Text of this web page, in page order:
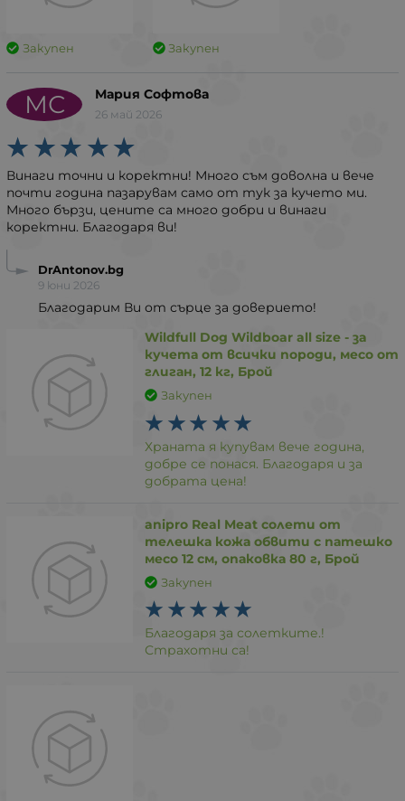
Закупен Закупен
МС Мария Софтова
26 май 2026
Винаги точни и коректни! Много съм доволна и вече
почти година пазарувам само от тук за кучето ми.
Много бързи, цените са много добри и винаги
коректни. Благодаря ви!
DrAntonov.bg
9 юни 2026
Благодарим Ви от сърце за доверието!
Wildfull Dog Wildboar all size - за
кучета от всички породи, месо от
глиган, 12 кг, Брой
Закупен
Храната я купувам вече година,
добре се понася. Благодаря и за
добрата цена!
anipro Real Meat солети от
телешка кожа обвити с патешко
месо 12 см, опаковка 80 г, Брой
Закупен
Благодаря за солетките.!
Страхотни са!